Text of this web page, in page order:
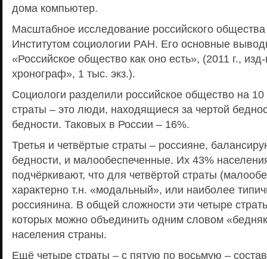
дома компьютер.
Масштабное исследование российского
Институтом социологии РАН. Его основные
«Российское общество как оно есть», (2011 г.,
хронограф», 1 тыс. экз.).
Социологи разделили российское общество на
страты – это люди, находящиеся за чертой
бедности. Таковых в России – 16%.
Третья и четвёртые страты – россияне,
бедности, и малообеспеченные. Их 43%
подчёркивают, что для четвёртой страты
характерно т.н. «модальный», или наиболее
россиянина. В общей сложности эти четыре
которых можно объединить одним словом
населения страны.
Ещё четыре страты – с пятую по восьмую –